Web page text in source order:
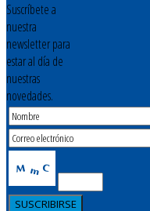
Suscríbete a
nuestra
newsletter para
estar al día de
nuestras
novedades.